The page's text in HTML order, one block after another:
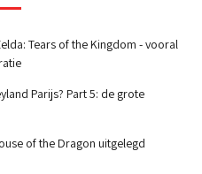
Tears of the Kingdom - vooral
Parijs? Part 5: de grote
of the Dragon uitgelegd